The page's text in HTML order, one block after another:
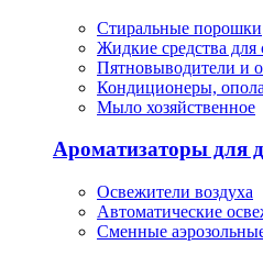
Стиральные порошки
Жидкие средства для
Пятновыводители и
Кондиционеры,
Мыло хозяйственное
Ароматизаторы для
Освежители воздуха
Автоматические
Сменные